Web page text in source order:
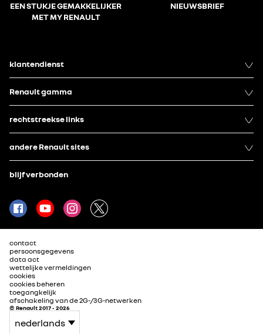
EEN STUKJE GEMAKKELIJKER
MET MY RENAULT
NIEUWSBRIEF
klantendienst
Renault gamma
rechtstreekse links
andere Renault sites
blijf verbonden
contact
persoonsgegevens
data act
wettelijke vermeldingen
cookies
cookies beheren
toegangkelijk
afschakeling van de 2G-/3G-netwerken
© Renault 2017 - 2026